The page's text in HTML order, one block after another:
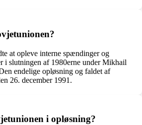
at opleve interne spændinger og
i slutningen af 1980erne under Mikhail
endelige opløsning og faldet af
26. december 1991.
i opløsning?